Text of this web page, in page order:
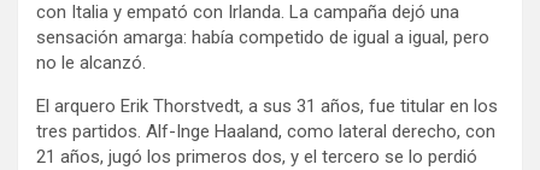
con Italia y empató con Irlanda. La campaña dejó una
sensación amarga: había competido de igual a igual, pero
no le alcanzó.
El arquero Erik Thorstvedt, a sus 31 años, fue titular en los
tres partidos. Alf-Inge Haaland, como lateral derecho, con
21 años, jugó los primeros dos, y el tercero se lo perdió